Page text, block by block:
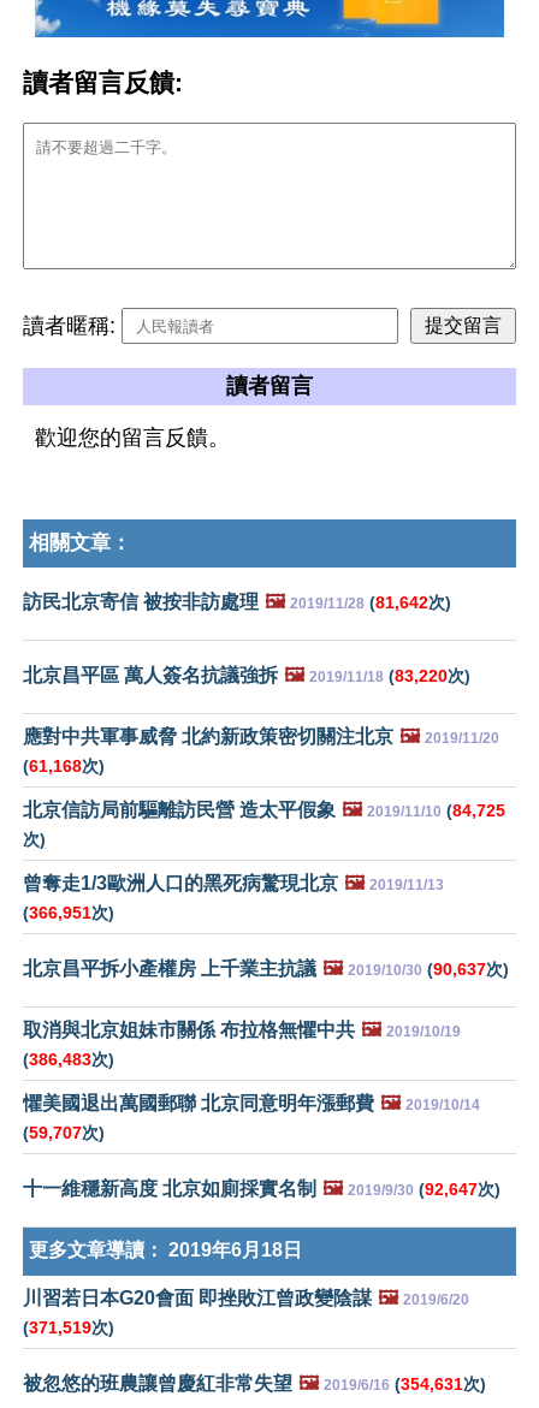
讀者留言反饋:
讀者暱稱:
讀者留言
歡迎您的留言反饋。
相關文章：
訪民北京寄信 被按非訪處理 🖼️ 2019/11/28 (81,642次)
北京昌平區 萬人簽名抗議強拆 🖼️ 2019/11/18 (83,220次)
應對中共軍事威脅 北約新政策密切關注北京 🖼️ 2019/11/20
(61,168次)
北京信訪局前驅離訪民營 造太平假象 🖼️ 2019/11/10 (84,725
次)
曾奪走1/3歐洲人口的黑死病驚現北京 🖼️ 2019/11/13
(366,951次)
北京昌平拆小產權房 上千業主抗議 🖼️ 2019/10/30 (90,637次)
取消與北京姐妹市關係 布拉格無懼中共 🖼️ 2019/10/19
(386,483次)
懼美國退出萬國郵聯 北京同意明年漲郵費 🖼️ 2019/10/14
(59,707次)
十一維穩新高度 北京如廁採實名制 🖼️ 2019/9/30 (92,647次)
更多文章導讀： 2019年6月18日
川習若日本G20會面 即挫敗江曾政變陰謀 🖼️ 2019/6/20
(371,519次)
被忽悠的班農讓曾慶紅非常失望 🖼️ 2019/6/16 (354,631次)